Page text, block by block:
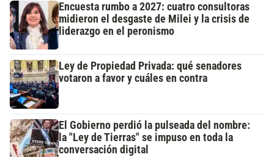
Encuesta rumbo a 2027: cuatro consultoras
midieron el desgaste de Milei y la crisis de
liderazgo en el peronismo
Ley de Propiedad Privada: qué senadores
votaron a favor y cuáles en contra
El Gobierno perdió la pulseada del nombre:
la "Ley de Tierras" se impuso en toda la
conversación digital